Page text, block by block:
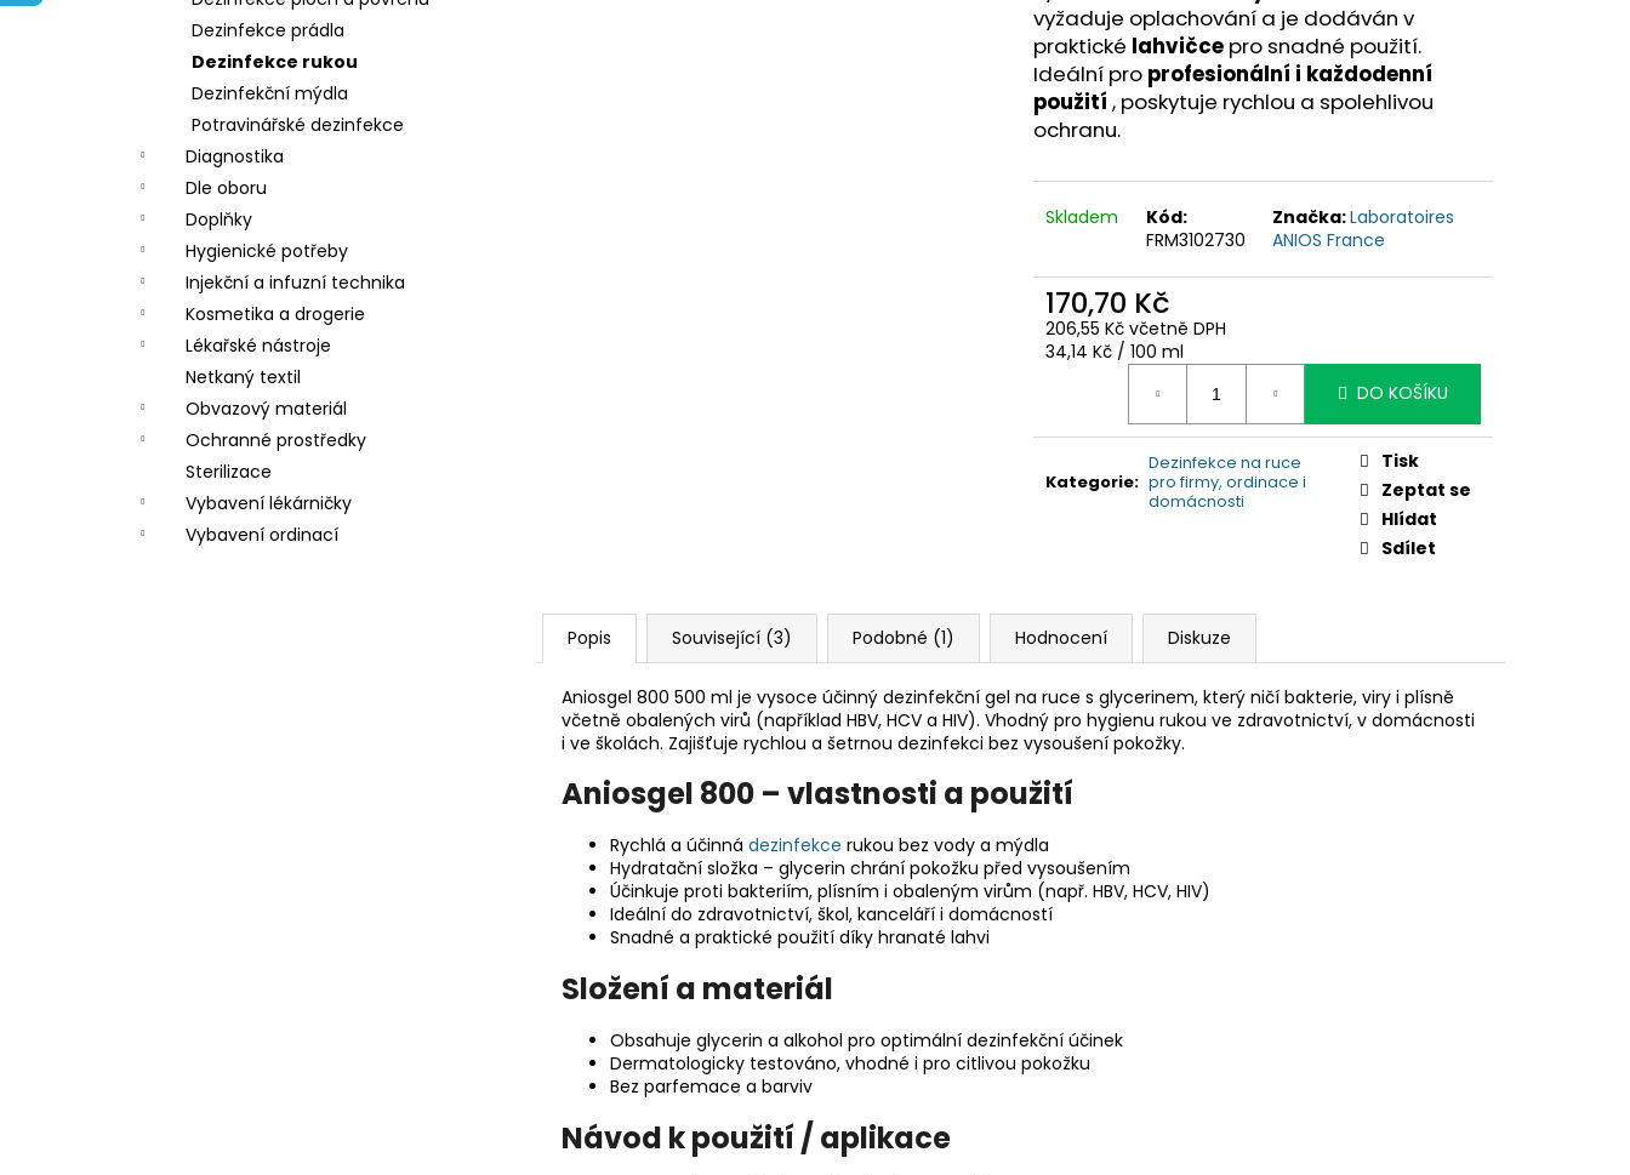
Dezinfekce prádla
Dezinfekce rukou
Dezinfekční mýdla
Potravinářské dezinfekce
Diagnostika
Dle oboru
Doplňky
Hygienické potřeby
Injekční a infuzní technika
Kosmetika a drogerie
Lékařské nástroje
Netkaný textil
Obvazový materiál
Ochranné prostředky
Sterilizace
Vybavení lékárničky
Vybavení ordinací
vyžaduje oplachování a je dodáván v
praktické lahvičce pro snadné použití.
Ideální pro profesionální i každodenní
použití , poskytuje rychlou a spolehlivou
ochranu.
Skladem
Kód:
FRM3102730
Značka:Laboratoires
ANIOS France
170,70 Kč
206,55 Kč včetně DPH
Měrná
34,14 Kč / 100 ml
DO KOŠÍKU
Kategorie:
Dezinfekce na ruce
pro firmy, ordinace i
domácnosti
Tisk
Zeptat se
Hlídat
Sdílet
Popis Související (3) Podobné (1) Hodnocení Diskuze
Aniosgel 800 500 ml je vysoce účinný dezinfekční gel na ruce s glycerinem, který ničí bakterie, viry i plísně
včetně obalených virů (například HBV, HCV a HIV). Vhodný pro hygienu rukou ve zdravotnictví, v domácnosti
i ve školách. Zajišťuje rychlou a šetrnou dezinfekci bez vysoušení pokožky.
Aniosgel 800 – vlastnosti a použití
Rychlá a účinná dezinfekce rukou bez vody a mýdla
Hydratační složka – glycerin chrání pokožku před vysoušením
Účinkuje proti bakteriím, plísním i obaleným virům (např. HBV, HCV, HIV)
Ideální do zdravotnictví, škol, kanceláří i domácností
Snadné a praktické použití díky hranaté lahvi
Složení a materiál
Obsahuje glycerin a alkohol pro optimální dezinfekční účinek
Dermatologicky testováno, vhodné i pro citlivou pokožku
Bez parfemace a barviv
Návod k použití / aplikace